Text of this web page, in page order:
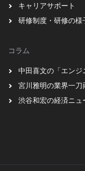
キャリアサポート
研修制度・研修の様
コラム
中田喜文の「エンジ
宮川雅明の業界一刀
渋谷和宏の経済ニュ